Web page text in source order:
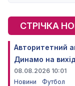
СТРІЧКА
Авторитетний
Динамо на
08.08.2026 10:01
Новини
Футбол